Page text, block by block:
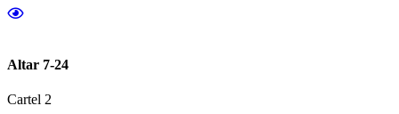
Altar 7-24
Cartel 2